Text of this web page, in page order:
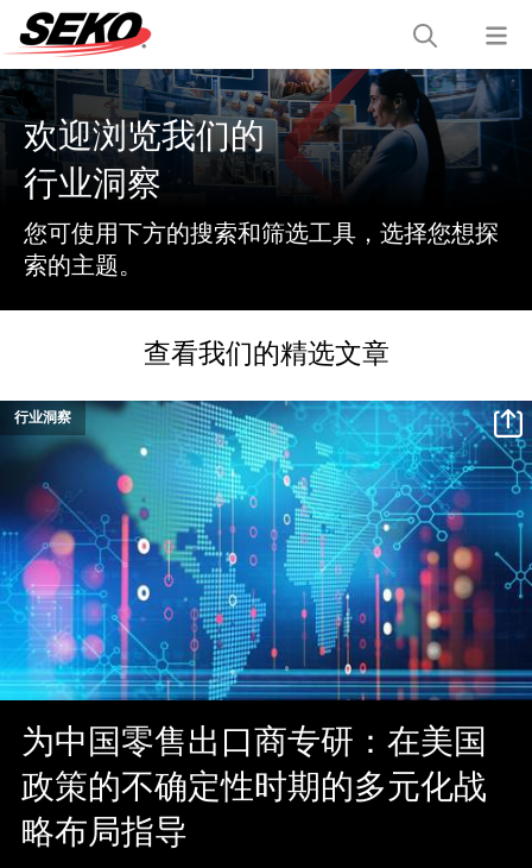
欢迎浏览我们的
行业洞察
您可使用下方的搜索和筛选工具，选择您想探
索的主题。
查看我们的精选文章
行业洞察
为中国零售出口商专研：在美国
政策的不确定性时期的多元化战
略布局指导